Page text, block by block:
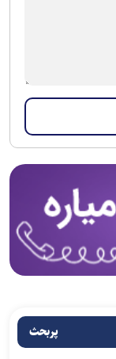
پربحث